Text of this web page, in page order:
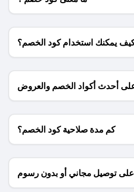
يمكنك استخدام كود الخصم؟
أحدث أكواد الخصم والعروض
للمتاجر؟
كم مدة صلاحية كود الخصم؟
توصيل مجاني أو بدون رسوم
الشحن ؟